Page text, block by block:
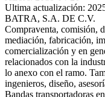
Ultima actualización:
BATRA, S.A. DE C.V.
Compraventa, comisión,
mediación, fabricación,
comercialización y en
relacionados con la
lo anexo con el ramo.
ingenieros, diseño,
Bandas transportadoras